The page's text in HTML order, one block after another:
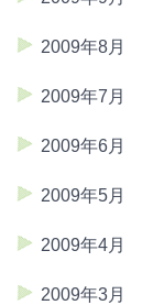
2009年8月
2009年7月
2009年6月
2009年5月
2009年4月
2009年3月